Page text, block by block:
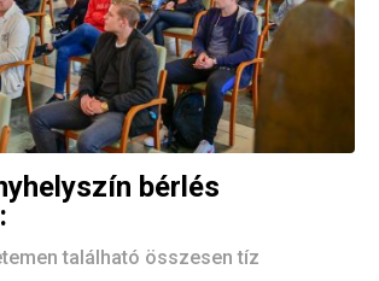
bérlés
található összesen tíz